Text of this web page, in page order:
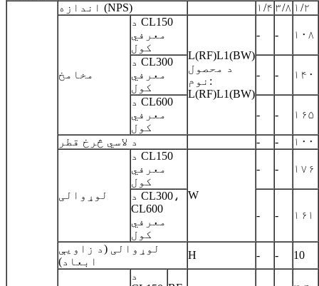
اندازه (NPS) ۱/۴ ۳/۸ ۱/۲
مخامخ
د CL150
معرفي
کول
L(RF)L1(BW)
د محصول
نوم:
L(RF)L1(BW)
- - ۱۰۸
د CL300
معرفي
کول
- - ۱۴۰
د CL600
معرفي
کول
- - ۱۶۵
د لاسي څرخ قطر - - ۱۰۰
لوړوالی
د CL150
معرفي
کول
W
- - ۱۷۶
د CL300،
CL600
معرفي
کول
- - ۱۶۱
لوړوالی (د زاویې
ابعاد)
H - - 10
د